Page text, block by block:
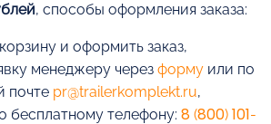
, способы оформления заказа:
и оформить заказ,
менеджеру через форму или по
почте pr@trailerkomplekt.ru,
бесплатному телефону: 8 (800) 101-